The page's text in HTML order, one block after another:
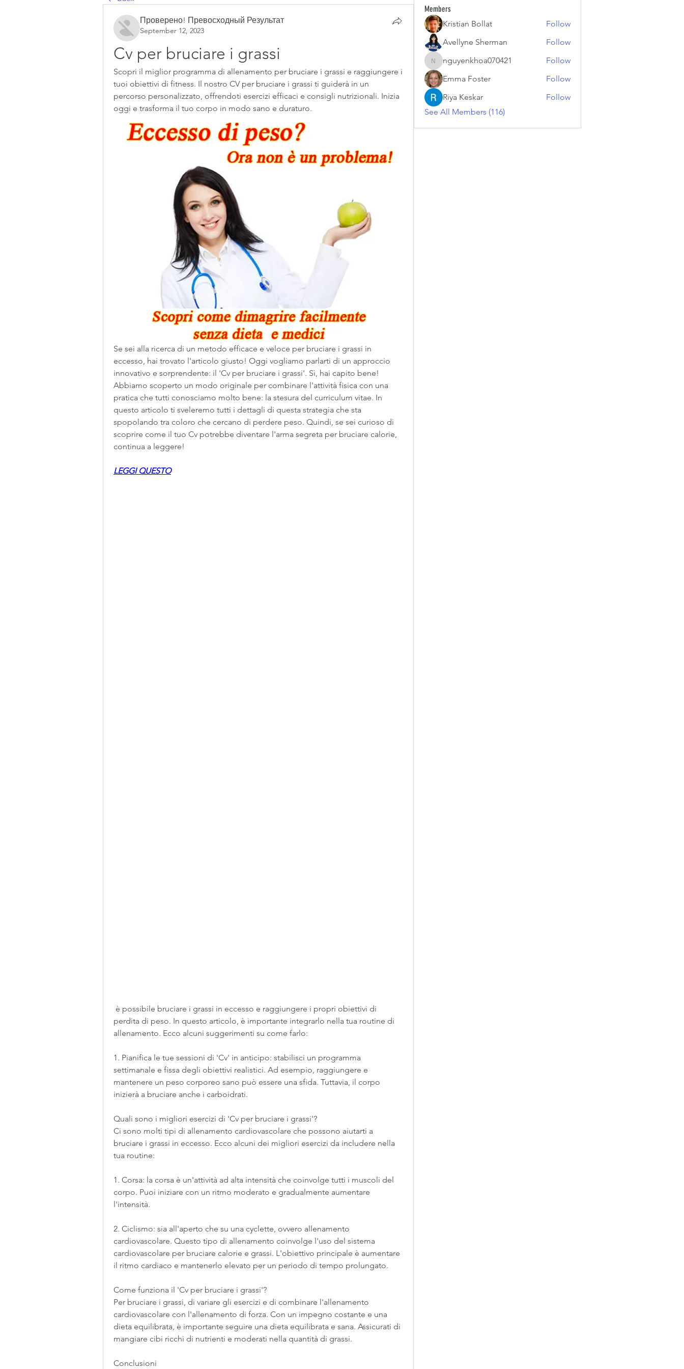
Проверено! Превосходный Результат
September 12, 2023
Cv per bruciare i grassi
Scopri il miglior programma di allenamento per bruciare i grassi e raggiungere i
tuoi obiettivi di fitness. Il nostro CV per bruciare i grassi ti guiderà in un
percorso personalizzato, offrendoti esercizi efficaci e consigli nutrizionali. Inizia
oggi e trasforma il tuo corpo in modo sano e duraturo.
Se sei alla ricerca di un metodo efficace e veloce per bruciare i grassi in
eccesso, hai trovato l'articolo giusto! Oggi vogliamo parlarti di un approccio
innovativo e sorprendente: il 'Cv per bruciare i grassi'. Sì, hai capito bene!
Abbiamo scoperto un modo originale per combinare l'attività fisica con una
pratica che tutti conosciamo molto bene: la stesura del curriculum vitae. In
questo articolo ti sveleremo tutti i dettagli di questa strategia che sta
spopolando tra coloro che cercano di perdere peso. Quindi, se sei curioso di
scoprire come il tuo Cv potrebbe diventare l'arma segreta per bruciare calorie,
continua a leggere!
LEGGI QUESTO
perdita di peso. In questo articolo, è importante integrarlo nella tua routine di
allenamento. Ecco alcuni suggerimenti su come farlo:
1. Pianifica le tue sessioni di 'Cv' in anticipo: stabilisci un programma
settimanale e fissa degli obiettivi realistici. Ad esempio, raggiungere e
mantenere un peso corporeo sano può essere una sfida. Tuttavia, il corpo
inizierà a bruciare anche i carboidrati.
Quali sono i migliori esercizi di 'Cv per bruciare i grassi'?
Ci sono molti tipi di allenamento cardiovascolare che possono aiutarti a
bruciare i grassi in eccesso. Ecco alcuni dei migliori esercizi da includere nella
tua routine:
1. Corsa: la corsa è un'attività ad alta intensità che coinvolge tutti i muscoli del
corpo. Puoi iniziare con un ritmo moderato e gradualmente aumentare
l'intensità.
2. Ciclismo: sia all'aperto che su una cyclette, ovvero allenamento
cardiovascolare. Questo tipo di allenamento coinvolge l'uso del sistema
cardiovascolare per bruciare calorie e grassi. L'obiettivo principale è aumentare
il ritmo cardiaco e mantenerlo elevato per un periodo di tempo prolungato.
Come funziona il 'Cv per bruciare i grassi'?
Per bruciare i grassi, di variare gli esercizi e di combinare l'allenamento
cardiovascolare con l'allenamento di forza. Con un impegno costante e una
dieta equilibrata, è importante seguire una dieta equilibrata e sana. Assicurati di
mangiare cibi ricchi di nutrienti e moderati nella quantità di grassi.
Conclusioni
Members
Kristian Bollat
Follow
Avellyne Sherman
Follow
nguyenkhoa070421
nguyenkhoa070421
Follow
Emma Foster
Follow
Riya Keskar
Follow
See All Members (116)